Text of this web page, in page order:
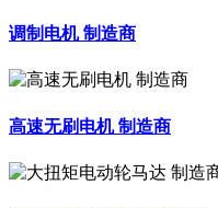
调制电机 制造商
高速无刷电机 制造商